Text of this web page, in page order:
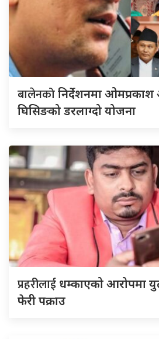
बालेनकोनिर्देशनमा
घिसिङको डरलाग्दो योजना
प्रहरीलाई धम्काएको आरोपमा
फेरी पक्राउ